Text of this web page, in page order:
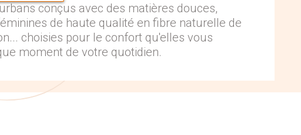
conçus avec des matières douces,
de haute qualité en fibre naturelle de
choisies pour le confort qu'elles vous
moment de votre quotidien.